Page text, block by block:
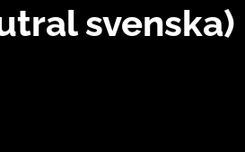
svenska)